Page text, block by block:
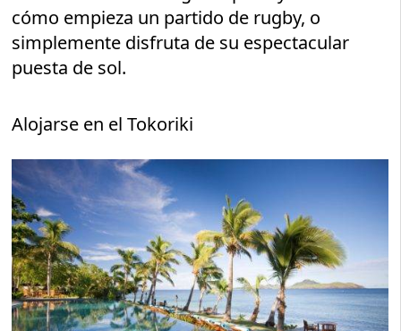
cómo empieza un partido de rugby, o
simplemente disfruta de su espectacular
puesta de sol.
Alojarse en el Tokoriki